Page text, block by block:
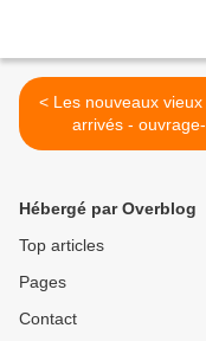
< Les nouveaux vieux sont
arrivés - ouvrage-
Hébergé par Overblog
Top articles
Pages
Contact